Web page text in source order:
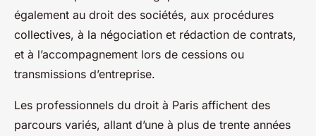
également au droit des sociétés, aux procédures
collectives, à la négociation et rédaction de contrats,
et à l’accompagnement lors de cessions ou
transmissions d’entreprise.
Les professionnels du droit à Paris affichent des
parcours variés, allant d’une à plus de trente années